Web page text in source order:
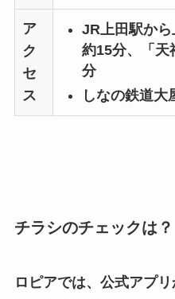
ア
ク
セ
ス
JR上田駅か
約15分、「
分
しなの鉄道大
チラシのチェックは？
ロピアでは、公式アプ